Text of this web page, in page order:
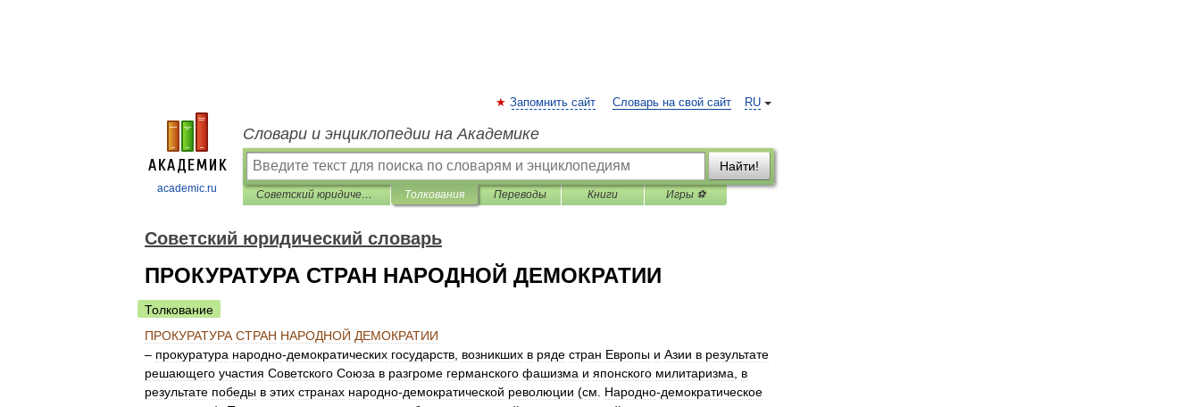
academic.ru
RU
Запомнить сайт Словарь на свой сайт
Словари и энциклопедии на Академике
Найти!
Советский юридический словарь Толкования Переводы Книги Игры ⚽
Советский юридический словарь
ПРОКУРАТУРА СТРАН НАРОДНОЙ ДЕМОКРАТИИ
Толкование
ПРОКУРАТУРА СТРАН НАРОДНОЙ ДЕМОКРАТИИ
– прокуратура народно-демократических государств возникших в ряде стран Европы и Азии в результате
решающего участия Советского Союза в разгроме германского фашизма и японского милитаризма
в
результате победы в этих странах народно-демократической революции (см Народно-демократическое